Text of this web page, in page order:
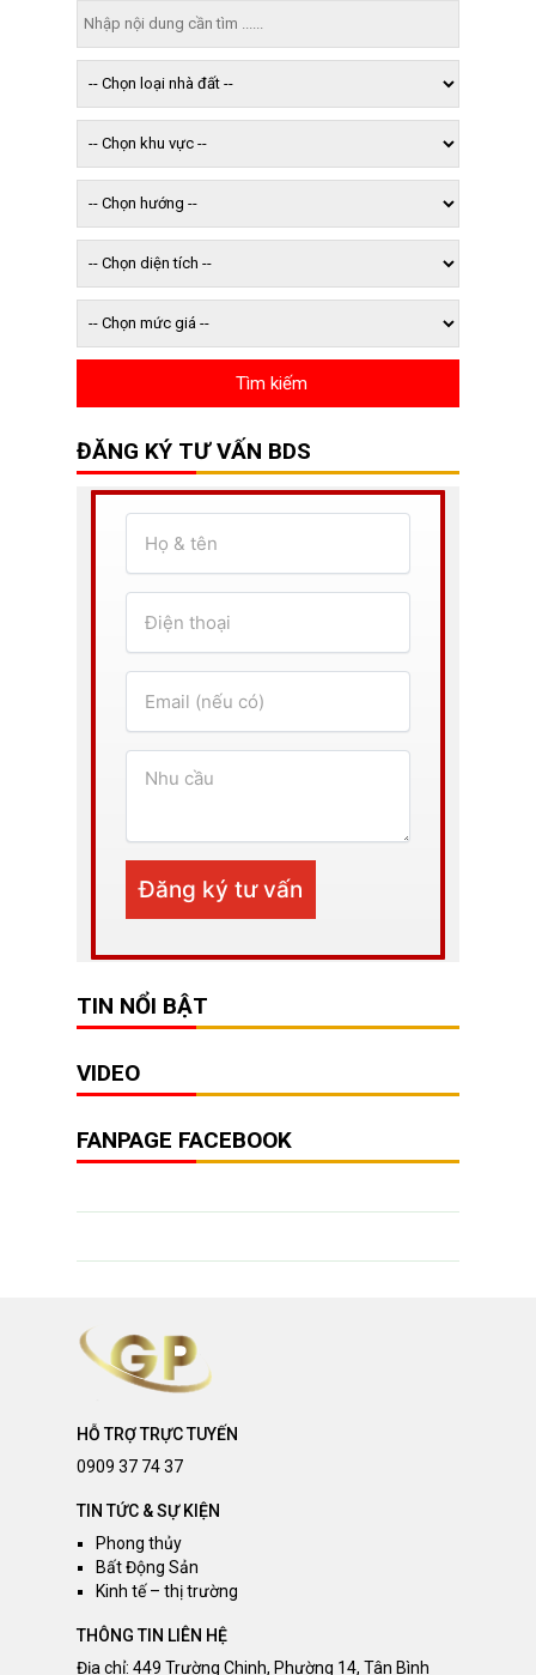
ĐĂNG KÝ TƯ VẤN BDS
TIN NỔI BẬT
VIDEO
FANPAGE FACEBOOK
HỖ TRỢ TRỰC TUYẾN
0909 37 74 37
TIN TỨC & SỰ KIỆN
Phong thủy
Bất Động Sản
Kinh tế – thị trường
THÔNG TIN LIÊN HỆ
Địa chỉ: 449 Trường Chinh, Phường 14, Tân Bình